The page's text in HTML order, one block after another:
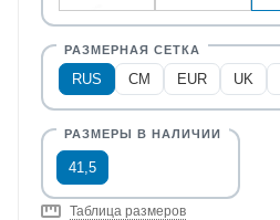
RUS CM EUR UK
41,5
Таблица размеров